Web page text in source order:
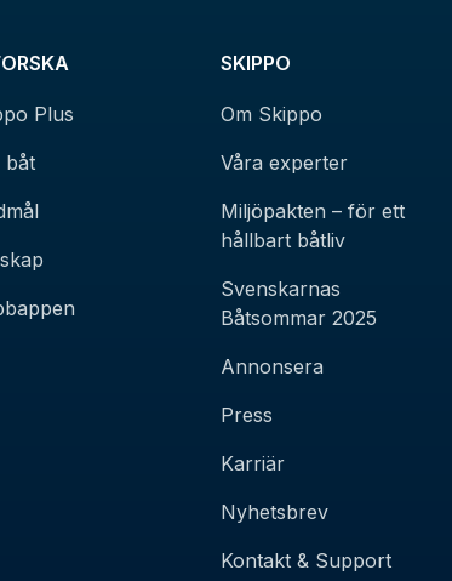
Plus
båt
SKIPPO
Om Skippo
Våra experter
Miljöpakten – för ett
hållbart båtliv
Svenskarnas
Båtsommar 2025
Annonsera
Press
Karriär
Nyhetsbrev
Kontakt & Support